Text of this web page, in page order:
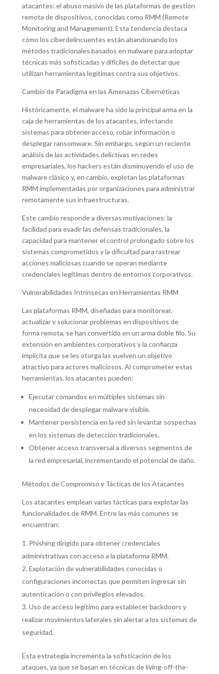
atacantes: el abuso masivo de las plataformas de gestión
remota de dispositivos, conocidas como RMM (Remote
Monitoring and Management). Esta tendencia destaca
cómo los ciberdelincuentes están abandonando los
métodos tradicionales basados en malware para adoptar
técnicas más sofisticadas y difíciles de detectar que
utilizan herramientas legítimas contra sus objetivos.
Cambio de Paradigma en las Amenazas Cibernéticas
Históricamente, el malware ha sido la principal arma en la
caja de herramientas de los atacantes, infectando
sistemas para obtener acceso, robar información o
desplegar ransomware. Sin embargo, según un reciente
análisis de las actividades delictivas en redes
empresariales, los hackers están disminuyendo el uso de
malware clásico y, en cambio, explotan las plataformas
RMM implementadas por organizaciones para administrar
remotamente sus infraestructuras.
Este cambio responde a diversas motivaciones: la
facilidad para evadir las defensas tradicionales, la
capacidad para mantener el control prolongado sobre los
sistemas comprometidos y la dificultad para rastrear
acciones maliciosas cuando se operan mediante
credenciales legítimas dentro de entornos corporativos.
Vulnerabilidades Intrínsecas en Herramientas RMM
Las plataformas RMM, diseñadas para monitorear,
actualizar y solucionar problemas en dispositivos de
forma remota, se han convertido en un arma doble filo. Su
extensión en ambientes corporativos y la confianza
implícita que se les otorga las vuelven un objetivo
atractivo para actores maliciosos. Al comprometer estas
herramientas, los atacantes pueden:
Ejecutar comandos en múltiples sistemas sin
necesidad de desplegar malware visible.
Mantener persistencia en la red sin levantar sospechas
en los sistemas de detección tradicionales.
Obtener acceso transversal a diversos segmentos de
la red empresarial, incrementando el potencial de daño.
Métodos de Compromiso y Tácticas de los Atacantes
Los atacantes emplean varias tácticas para explotar las
funcionalidades de RMM. Entre las más comunes se
encuentran:
Phishing dirigido para obtener credenciales
administrativas con acceso a la plataforma RMM.
Explotación de vulnerabilidades conocidas o
configuraciones incorrectas que permiten ingresar sin
autenticación o con privilegios elevados.
Uso de acceso legítimo para establecer backdoors y
realizar movimientos laterales sin alertar a los sistemas de
seguridad.
Esta estrategia incrementa la sofisticación de los
ataques, ya que se basan en técnicas de living-off-the-